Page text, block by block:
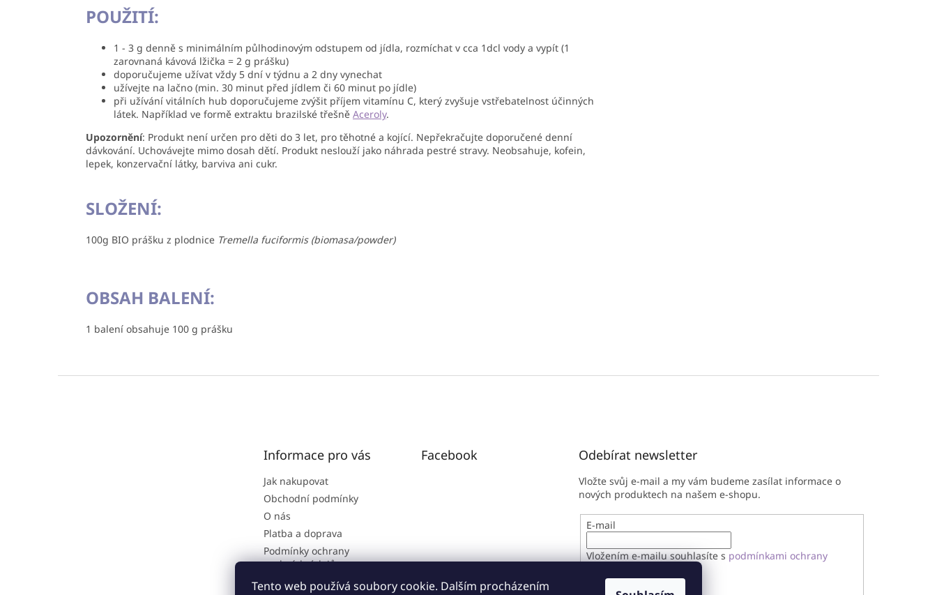
Tento web používá soubory cookie. Dalším procházením
POUŽITÍ:
1 - 3 g denně s minimálním půlhodinovým odstupem od jídla, rozmíchat v cca 1dcl vody a vypít (1
zarovnaná kávová lžička = 2 g prášku)
doporučujeme užívat vždy 5 dní v týdnu a 2 dny vynechat
užívejte na lačno (min. 30 minut před jídlem či 60 minut po jídle)
při užívání vitálních hub doporučujeme zvýšit příjem vitamínu C, který zvyšuje vstřebatelnost účinných
látek. Například ve formě extraktu brazilské třešně Aceroly.
Upozornění: Produkt není určen pro děti do 3 let, pro těhotné a kojící. Nepřekračujte doporučené denní
dávkování. Uchovávejte mimo dosah dětí. Produkt neslouží jako náhrada pestré stravy. Neobsahuje, kofein,
lepek, konzervační látky, barviva ani cukr.
SLOŽENÍ:
100g BIO prášku z plodnice Tremella fuciformis(biomasa/powder)
OBSAH BALENÍ:
1 balení obsahuje 100 g prášku
Informace pro vás
Jak nakupovat
Obchodní podmínky
O nás
Platba a doprava
Podmínky ochrany
osobních údajů
Reklamační řád
Facebook Odebírat newsletter
Vložte svůj e-mail a my vám budeme zasílat informace o
nových produktech na našem e-shopu.
E-mail
Vložením e-mailu souhlasíte s podmínkami ochrany